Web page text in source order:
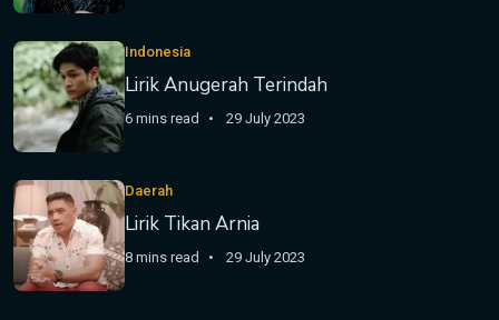
Indonesia
Lirik Anugerah Terindah
6 mins read 29 July 2023
Daerah
Lirik Tikan Arnia
8 mins read 29 July 2023